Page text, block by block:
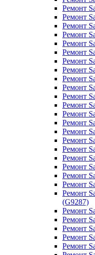
Ремонт
Ремонт
Ремонт
Ремонт
Ремонт
Ремонт
Ремонт
Ремонт
Ремонт
Ремонт
Ремонт
Ремонт
Ремонт
Ремонт
Ремонт
Ремонт
Ремонт
Ремонт
Ремонт
Ремонт
Ремонт
Ремонт
(G9287)
Ремонт
Ремонт
Ремонт
Ремонт
Ремонт